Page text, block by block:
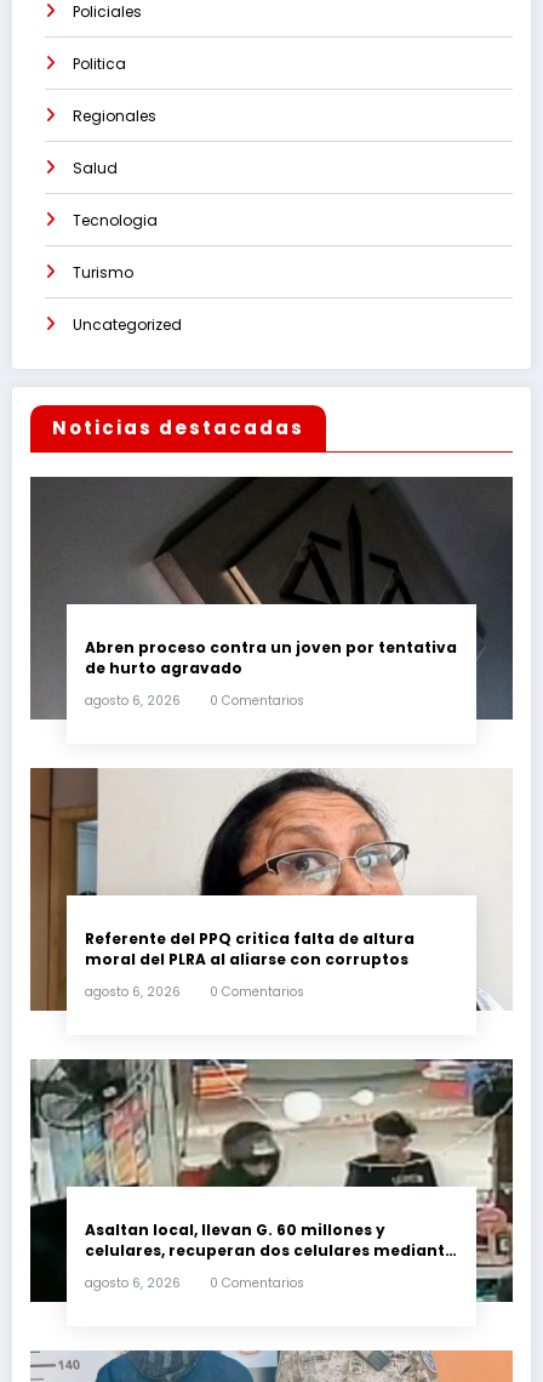
Policiales
Politica
Regionales
Salud
Tecnologia
Turismo
Uncategorized
Noticias destacadas
Abren proceso contra un joven por tentativa
de hurto agravado
agosto 6, 2026 0 Comentarios
Referente del PPQ critica falta de altura
moral del PLRA al aliarse con corruptos
agosto 6, 2026 0 Comentarios
Asaltan local, llevan G. 60 millones y
celulares, recuperan dos celulares mediante
agosto 6, 2026 0 Comentarios